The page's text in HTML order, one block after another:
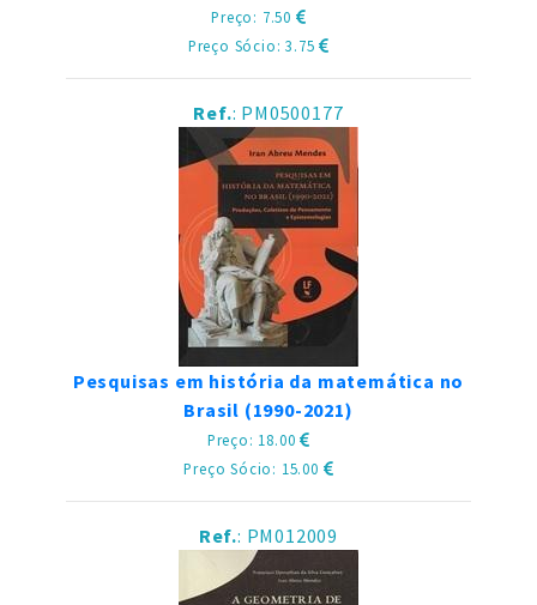
Preço: 7.50
Preço Sócio: 3.75
Ref.: PM0500177
Pesquisas em história da matemática no
Brasil (1990-2021)
Preço: 18.00
Preço Sócio: 15.00
Ref.: PM012009